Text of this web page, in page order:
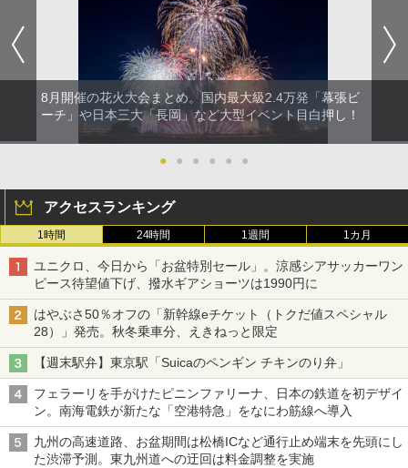
8月開催の花火大会まとめ。国内最大級2.4万発「幕張ビ
ーチ」や日本三大「長岡」など大型イベント目白押し！
● ● ● ● ● ●
アクセスランキング
1時間 24時間 1週間 1カ月
ユニクロ、今日から「お盆特別セール」。涼感シアサッカーワン
ピース待望値下げ、撥水ギアショーツは1990円に
はやぶさ50％オフの「新幹線eチケット（トクだ値スペシャル
28）」発売。秋冬乗車分、えきねっと限定
【週末駅弁】東京駅「Suicaのペンギン チキンのり弁」
フェラーリを手がけたピニンファリーナ、日本の鉄道を初デザイ
ン。南海電鉄が新たな「空港特急」をなにわ筋線へ導入
九州の高速道路、お盆期間は松橋ICなど通行止め端末を先頭にし
た渋滞予測。東九州道への迂回は料金調整を実施